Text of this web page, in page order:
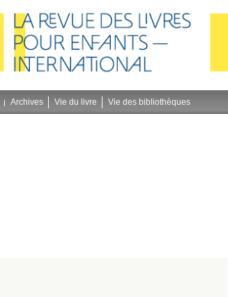
Archives Vie du livre Vie des bibliothèques